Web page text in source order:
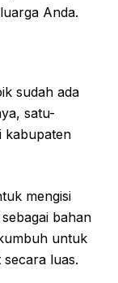
Anda.
sudah ada
satu-
kabupaten
mengisi
bahan
untuk
luas.